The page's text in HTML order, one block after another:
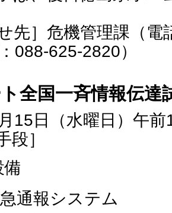
先］危機管理課（
625-2820）
全国一斉情報伝達
15日（水曜日）午
段］
備
通報システム